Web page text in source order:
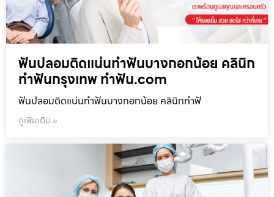
ฟันปลอมติดแน่นทำฟันบางกอกน้อย คลินิก
ทำฟันกรุงเทพ ทำฟัน.com
ฟันปลอมติดแน่นทำฟันบางกอกน้อย คลินิกทำฟั
ดูเพิ่มเติม »